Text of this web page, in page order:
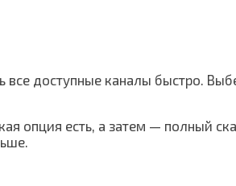
доступные каналы быстро.
опция есть, а затем — полный